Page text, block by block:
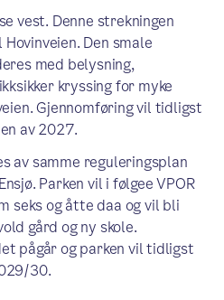
vest. Denne strekningen
Den smale
med belysning,
kryssing for myke
Gjennomføring vil tidligst
av 2027.
av samme reguleringsplan
Parken vil i følgee VPOR
seks og åtte daa og vil bli
gård og ny skole.
pågår og parken vil tidligst
30.